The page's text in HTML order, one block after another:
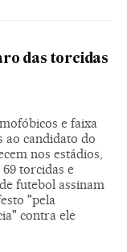
das torcidas
e faixa
ao candidato do
nos estádios,
torcidas e
futebol assinam
"pela
contra ele